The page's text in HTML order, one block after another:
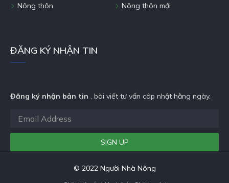
Nông thôn
Nông thôn mới
ĐĂNG KÝ NHẬN TIN
Đăng ký nhận bản tin , bài viết tư vấn câp nhật hằng ngày.
© 2022 Người Nhà Nông